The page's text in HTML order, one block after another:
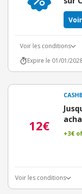
Voir les conditions
Expire le 01/01/
12€ +3€
Voir les conditions